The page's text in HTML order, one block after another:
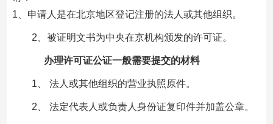
1、申请人是在北京地区登记注册的法人或其他组织。
2、被证明文书为中央在京机构颁发的许可证。
办理许可证公证一般需要提交的材料
1、 法人或其他组织的营业执照原件。
2、 法定代表人或负责人身份证复印件并加盖公章。